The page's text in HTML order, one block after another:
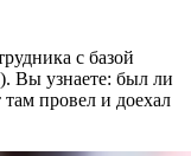
с базой
Вы узнаете: был ли
там провел и доехал